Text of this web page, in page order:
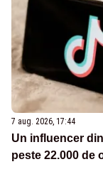
7 aug. 2026, 17:44
Un influencer
peste 22.000 de